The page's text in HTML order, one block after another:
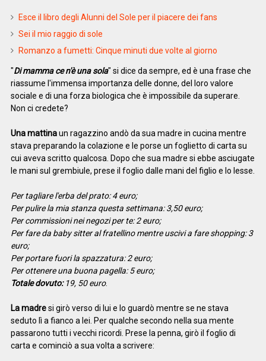
Esce il libro degli Alunni del Sole per il piacere dei fans
Sei il mio raggio di sole
Romanzo a fumetti: Cinque minuti due volte al giorno
"Di mamma ce n'è una sola" si dice da sempre, ed è una frase che
riassume l'immensa importanza delle donne, del loro valore
sociale e di una forza biologica che è impossibile da superare.
Non ci credete?
Una mattinaun ragazzino andò da sua madre in cucina mentre
stava preparando la colazione e le porse un foglietto di carta su
cui aveva scritto qualcosa. Dopo che sua madre si ebbe asciugate
le mani sul grembiule, prese il foglio dalle mani del figlio e lo lesse.
Per tagliare l'erba del prato: 4 euro;
Per pulire la mia stanza questa settimana: 3,50 euro;
Per commissioni nei negozi per te: 2 euro;
Per fare da baby sitter al fratellino mentre uscivi a fare shopping: 3
euro;
Per portare fuori la spazzatura: 2 euro;
Per ottenere una buona pagella: 5 euro;
Totale dovuto:19, 50 euro.
La madresi girò verso di lui e lo guardò mentre se ne stava
seduto lì a fianco a lei. Per qualche secondo nella sua mente
passarono tutti i vecchi ricordi. Prese la penna, girò il foglio di
carta e cominciò a sua volta a scrivere: